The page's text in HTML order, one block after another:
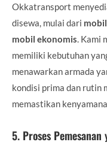
Okkatransport
disewa, mulai dari
mobil ekonomis .
memiliki kebutuhan
menawarkan armada
kondisi prima dan rutin
memastikan
5. Proses